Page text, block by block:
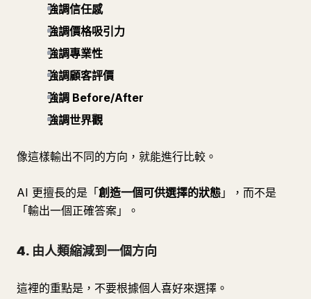
強調信任感
強調價格吸引力
強調專業性
強調顧客評價
強調 Before/After
強調世界觀
像這樣輸出不同的方向，就能進行比較。
AI 更擅長的是「創造一個可供選擇的狀態 」，而不是
「輸出一個正確答案」。
4. 由人類縮減到一個方向
這裡的重點是，不要根據個人喜好來選擇。